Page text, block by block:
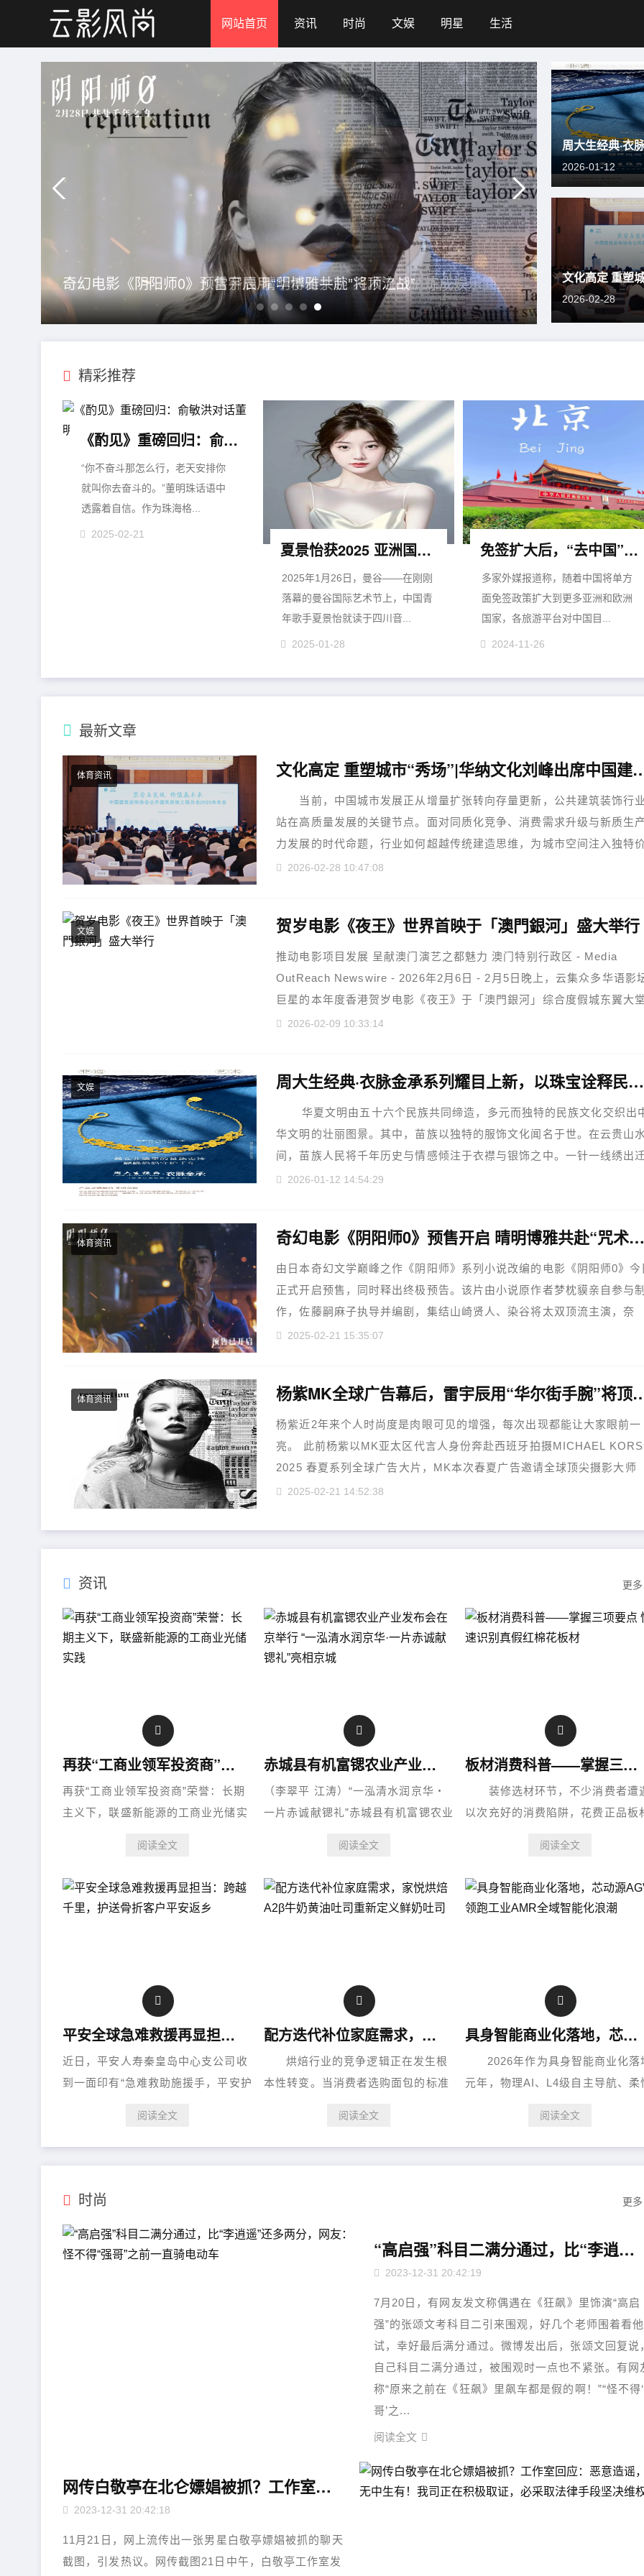
网站首页 资讯 时尚 文娱 明星 生活
杨紫MK全球广告幕后，雷宇辰用“华尔街手腕”将顶流价值炼成娱乐圈硬通货
文化高定 重塑城市“秀场”|华纳文化刘峰出席中国建筑装饰协会年会
贺岁电影《夜王》世界首映于「澳門銀河」盛大举行
周大生经典·衣脉金承系列耀目上新，以珠宝诠释民族服饰非遗史诗
奇幻电影《阴阳师0》预售开启 晴明博雅共赴“咒术之战” 杨紫MK全球广告幕后，雷宇辰用“华尔街手腕”将顶流价值炼成娱乐圈硬通货
文化高定 重塑城市“秀场”|华纳文化刘峰出席中国建筑装饰协会年会
2026-01-12
2026-02-28
精彩推荐
《酌见》重磅回归：俞敏洪对话董明珠 洞见“铁娘子”外壳下的柔软内心
“你不奋斗那怎么行，老天安排你
就叫你去奋斗的。”董明珠话语中
透露着自信。作为珠海格...
2025-02-21
夏景怡获2025 亚洲国际艺术节金奖
2025年1月26日，曼谷——在刚刚
落幕的曼谷国际艺术节上，中国青
年歌手夏景怡就读于四川音...
2025-01-28
免签扩大后，“去中国”预订激增
多家外媒报道称，随着中国将单方
面免签政策扩大到更多亚洲和欧洲
国家，各旅游平台对中国目...
2024-11-26
最新文章
体育资讯 文化高定 重塑城市“秀场”|华纳文
当前，中国城市发展正从增量扩张转向存量更新，公共建筑装饰行业
站在高质量发展的关键节点。面对同质化竞争、消费需求升级与新质生产
力发展的时代命题，行业如何超越传统建造思维，为城市空间注入独特
值与持久......
2026-02-28 10:47:08
文娱 贺岁电影《夜王》世界首映于「澳門銀河」盛大举行
推动电影项目发展 呈献澳门演艺之都魅力 澳门特别行政区 - Media
OutReach Newswire - 2026年2月6日 - 2月5日晚上，云集众多华语影
巨星的本年度香港贺岁电影《夜王》于「澳門銀河」综合度假城东翼大堂
举行世界首......
2026-02-09 10:33:14
文娱 周大生经典·衣脉金承系列耀目上新，以珠宝诠释民族服饰非遗史诗
华夏文明由五十六个民族共同缔造，多元而独特的民族文化交织出
华文明的壮丽图景。其中，苗族以独特的服饰文化闻名于世。在云贵山水
间，苗族人民将千年历史与情感倾注于衣襟与银饰之中。一针一线绣出
徙......
2026-01-12 14:54:29
体育资讯 奇幻电影《阴阳师0》预售开启 晴明博雅共赴“咒术之战”
由日本奇幻文学巅峰之作《阴阳师》系列小说改编的电影《阴阳师0》今
正式开启预售，同时释出终极预告。该片由小说原作者梦枕貘亲自参与制
作，佐藤嗣麻子执导并编剧，集结山崎贤人、染谷将太双顶流主演，奈
绪、安藤政......
2025-02-21 15:35:07
体育资讯 杨紫MK全球广告幕后，雷宇辰用“
杨紫近2年来个人时尚度是肉眼可见的增强，每次出现都能让大家眼前一
亮。 此前杨紫以MK亚太区代言人身份奔赴西班牙拍摄MICHAEL KORS
2025 春夏系列全球广告大片，MK本次春夏广告邀请全球顶尖摄影大师
Mert Alas掌镜，......
2025-02-21 14:52:38
资讯 更多
再获“工商业领军投资商”荣誉：长期主义下，联盛新能源的工商业光储实践
再获“工商业领军投资商”荣誉：长期
主义下，联盛新能源的工商业光储实
阅读全文
赤城县有机富锶农业产业发布会在京举行 “一泓清水润京华·一片赤诚献锶礼”亮相京城
（李翠平 江涛）“一泓清水润京华・
一片赤诚献锶礼”赤城县有机富锶农业
城县人民政府主办，赤城县农业农村
阅读全文
板材消费科普——掌握三项要点 快速识别真假红棉花板材
装修选材环节，不少消费者遭
以次充好的消费陷阱，花费正品板
聚焦红棉花板材真伪辨别相关问题。
阅读全文
平安全球急难救援再显担当：跨越千里，护送骨折客户平安返乡
近日，平安人寿秦皇岛中心支公司收
到一面印有“急难救助施援手，平安护
讲述着一个跨越千里的温情救援故
事。 异地突遇意外，客户转运陷难题
202......
阅读全文
配方迭代补位家庭需求，家悦烘焙A2β牛奶黄油吐司重新定义鲜奶吐司
烘焙行业的竞争逻辑正在发生根
本性转变。当消费者选购面包的标准
“休闲解馋”的单一属性，向家庭日常
主食的核心场景渗透。在这一轮......
阅读全文
具身智能商业化落地，芯动源AGV领跑工业AMR全域智能化浪潮
2026年作为具身智能商业化落
元年，物理AI、L4级自主导航、柔
器人正式告别概念演示，全面进入
模化部署新阶段。立足长三角智造
阅读全文
时尚 更多
“高启强”科目二满分通过，比“李逍遥”还多两分，网友： 怪不得“强哥”之前一直骑电动车
2023-12-31 20:42:19
7月20日，有网友发文称偶遇在《狂飙》里饰演“高启
强”的张颂文考科目二引来围观，好几个老师围着看
试，幸好最后满分通过。微博发出后，张颂文回复说
自己科目二满分通过，被围观时一点也不紧张。有网
称“原来之前在《狂飙》里飙车都是假的啊！”“怪不得
哥’之...
阅读全文
网传白敬亭在北仑嫖娼被抓？工作室回应：恶意造谣，无中生有！我司正在积极取证，必采取法律手段坚决维权
2023-12-31 20:42:18
11月21日，网上流传出一张男星白敬亭嫖娼被抓的聊天
截图，引发热议。网传截图21日中午，白敬亭工作室发